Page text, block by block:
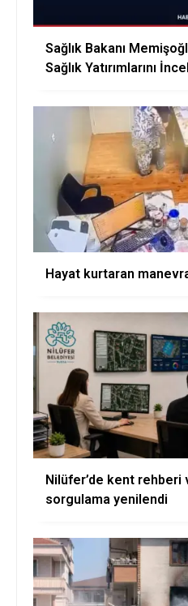
Sağlık Bakanı
Sağlık Yatırımlarını
Hayat kurtaran
Nilüfer’de kent rehberi
sorgulama yenilendi